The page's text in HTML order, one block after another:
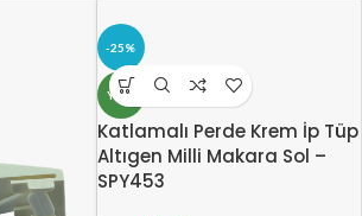
-25%
YENI
Katlamalı Perde Krem İp Tüp
Altıgen Milli Makara Sol –
SPY453